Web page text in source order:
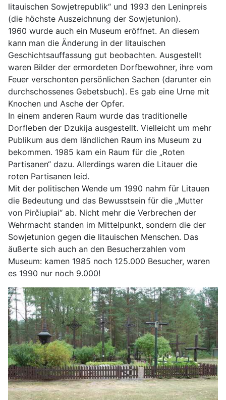
litauischen Sowjetrepublik“ und 1993 den Leninpreis
(die höchste Auszeichnung der Sowjetunion).
1960 wurde auch ein Museum eröffnet. An diesem
kann man die Änderung in der litauischen
Geschichtsauffassung gut beobachten. Ausgestellt
waren Bilder der ermordeten Dorfbewohner, ihre vom
Feuer verschonten persönlichen Sachen (darunter ein
durchschossenes Gebetsbuch). Es gab eine Urne mit
Knochen und Asche der Opfer.
In einem anderen Raum wurde das traditionelle
Dorfleben der Dzukija ausgestellt. Vielleicht um mehr
Publikum aus dem ländlichen Raum ins Museum zu
bekommen. 1985 kam ein Raum für die „Roten
Partisanen“ dazu. Allerdings waren die Litauer die
roten Partisanen leid.
Mit der politischen Wende um 1990 nahm für Litauen
die Bedeutung und das Bewusstsein für die „Mutter
von Pirčiupiai“ ab. Nicht mehr die Verbrechen der
Wehrmacht standen im Mittelpunkt, sondern die der
Sowjetunion gegen die litauischen Menschen. Das
äußerte sich auch an den Besucherzahlen vom
Museum: kamen 1985 noch 125.000 Besucher, waren
es 1990 nur noch 9.000!